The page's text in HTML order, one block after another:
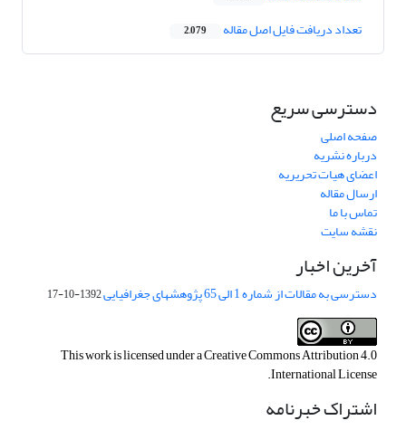
تعداد دریافت فایل اصل مقاله 2,079
دسترسی سریع
صفحه اصلی
درباره نشریه
اعضای هیات تحریریه
ارسال مقاله
تماس با ما
نقشه سایت
آخرین اخبار
دسترسی به مقالات از شماره 1 الی 65 پژوهشهای جغرافیایی 1392-10-17
This work is licensed under aCreative Commons Attribution 4.0
International License
.
اشتراک خبرنامه